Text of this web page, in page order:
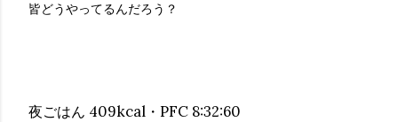
皆どうやってるんだろう？
夜ごはん 409kcal・PFC 8:32:60